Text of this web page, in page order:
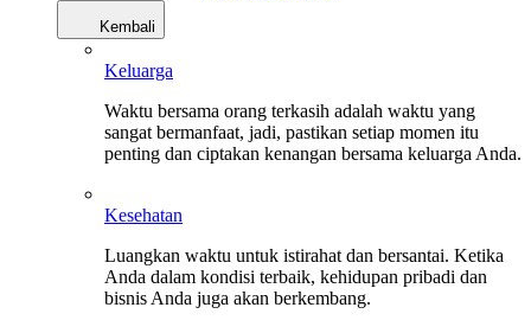
Kembali
Keluarga
Waktu bersama orang terkasih adalah waktu yang
sangat bermanfaat, jadi, pastikan setiap momen itu
penting dan ciptakan kenangan bersama keluarga Anda.
Kesehatan
Luangkan waktu untuk istirahat dan bersantai. Ketika
Anda dalam kondisi terbaik, kehidupan pribadi dan
bisnis Anda juga akan berkembang.